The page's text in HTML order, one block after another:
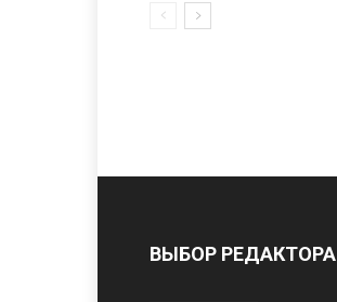
ВЫБОР РЕДАКТОРА